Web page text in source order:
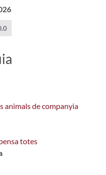
La mitjana de les valoracions
animals de companyia
totes